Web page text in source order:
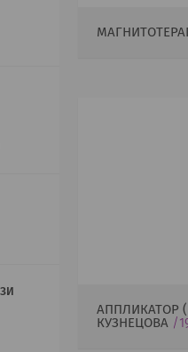
АППЛИКАТОР
КУЗНЕЦОВА